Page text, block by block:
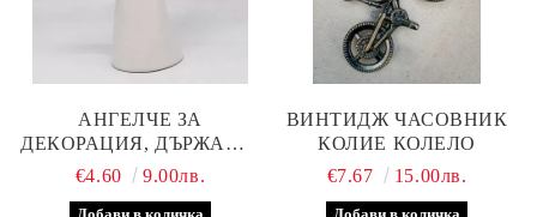
АНГЕЛЧЕ ЗА
ДЕКОРАЦИЯ, ДЪРЖАЩО
ЗВЕЗДА В РЪЦЕТЕ СИ
€4.60 9.00лв.
ВИНТИДЖ ЧАСОВНИК
КОЛИЕ КОЛЕЛО
€7.67
15.00лв.